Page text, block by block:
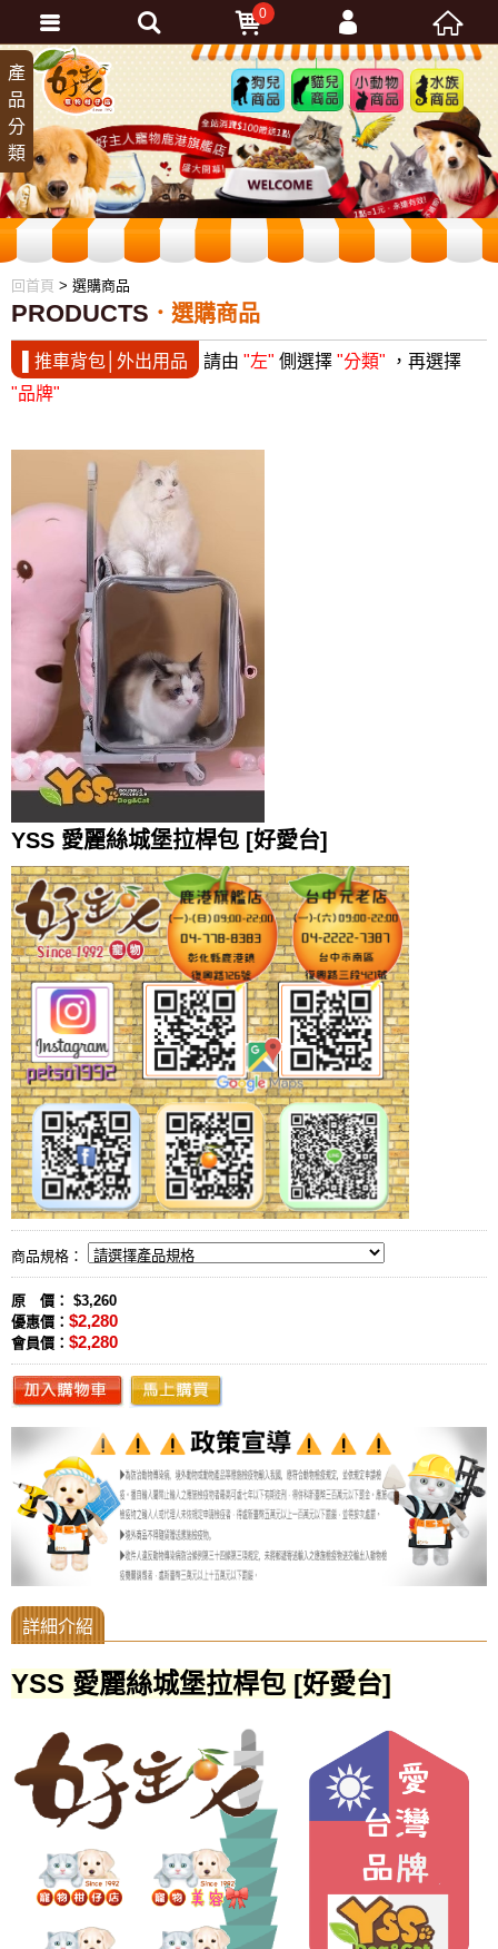
狗兒
商品
貓兒
商品
小動
物商
品
水族
商品
回首頁 > 選購商品
產
品
分
類
PRODUCTS 選購商品
▌推車背包│外出用品 請由 "左" 側選擇 "分類" ，再選擇
"品牌"
YSS 愛麗絲城堡拉桿包 [好愛台]
商品規格：
原 價： $3,260
優惠價： $2,280
會員價： $2,280
YSS 愛麗絲城堡拉桿包 [好愛台]
0
會員登入
忘記密碼
加入會員
訂單查詢